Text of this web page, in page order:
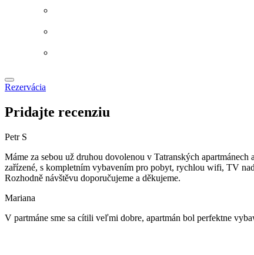
Rezervácia
Pridajte recenziu
Petr S
Máme za sebou už druhou dovolenou v Tatranských
zařízené, s kompletním vybavením pro pobyt, rychlou wifi, TV
Rozhodně návštěvu doporučujeme a děkujeme.
Mariana
V partmáne sme sa cítili veľmi dobre, apartmán bol perfektne